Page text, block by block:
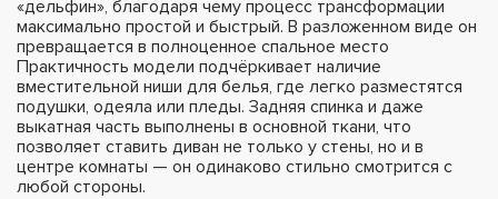
«дельфин», благодаря чему процесс трансформации
максимально простой и быстрый. В разложенном виде он
превращается в полноценное спальное место
Практичность модели подчёркивает наличие
вместительной ниши для белья, где легко разместятся
подушки, одеяла или пледы. Задняя спинка и даже
выкатная часть выполнены в основной ткани, что
позволяет ставить диван не только у стены, но и в
центре комнаты — он одинаково стильно смотрится с
любой стороны.